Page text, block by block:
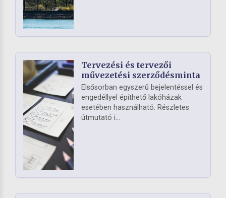
Tervezési és tervezői
művezetési szerződésminta
Elsősorban egyszerű bejelentéssel és
engedéllyel építhető lakóházak
esetében használható. Részletes
útmutató i...